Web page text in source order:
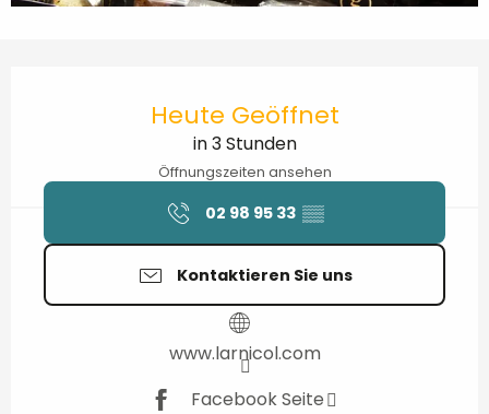
Heute Geöffnet
in 3 Stunden
Öffnungszeiten ansehen
02 98 95 33 ▒▒
Kontaktieren Sie uns
www.larnicol.com
Facebook Seite